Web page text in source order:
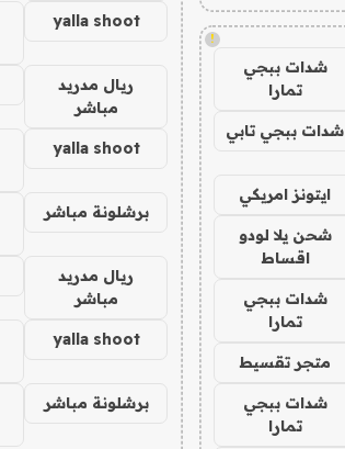
!
شدات ببجي
تمارا
شدات ببجي تابي
ايتونز امريكي
شحن يلا لودو
اقساط
شدات ببجي
تمارا
متجر تقسيط
شدات ببجي
تمارا
yalla shoot
ريال مدريد
مباشر
yalla shoot
برشلونة مباشر
ريال مدريد
مباشر
yalla shoot
برشلونة مباشر